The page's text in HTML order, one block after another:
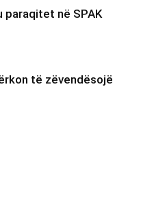
paraqitet në SPAK
të zëvendësojë